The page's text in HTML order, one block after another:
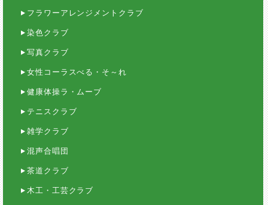
フラワーアレンジメントクラブ
染色クラブ
写真クラブ
女性コーラスべる・そ～れ
健康体操ラ・ムーブ
テニスクラブ
雑学クラブ
混声合唱団
茶道クラブ
木工・工芸クラブ